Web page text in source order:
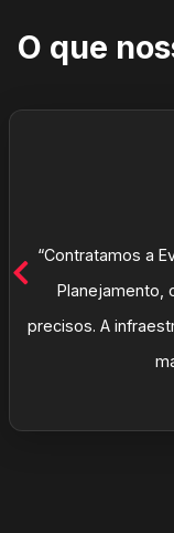
O que
“Contratamos a
Planejamento,
precisos. A